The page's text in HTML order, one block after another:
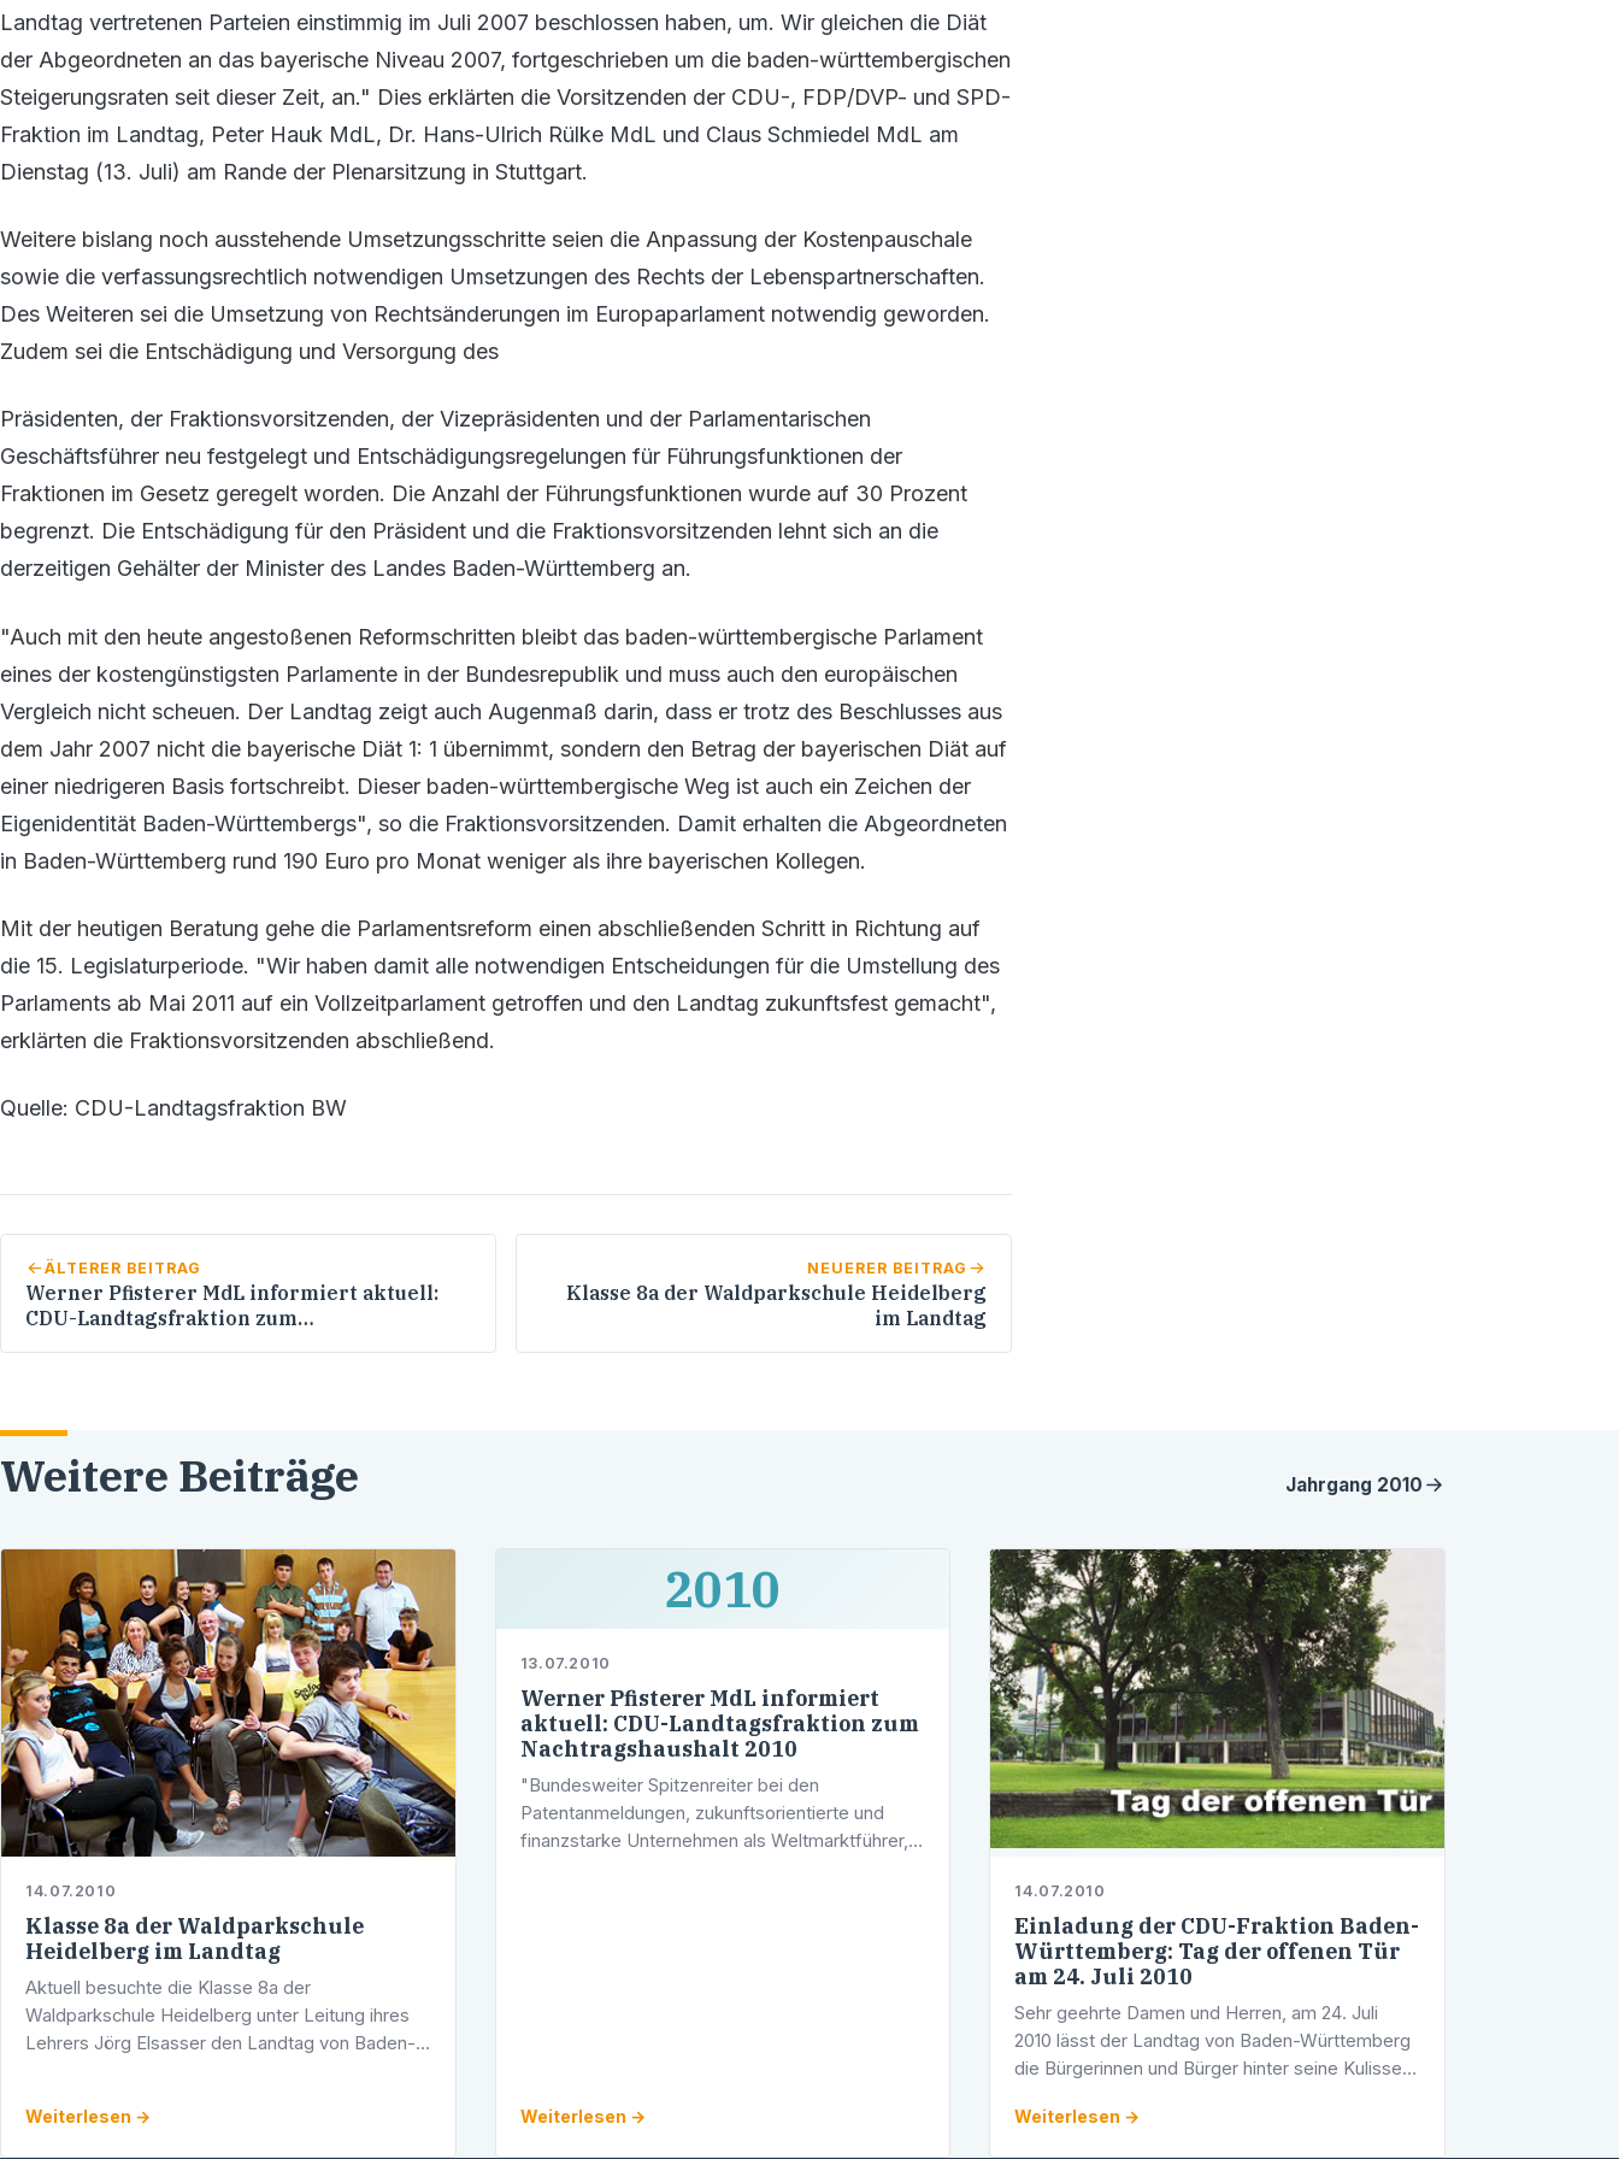
Landtag vertretenen Parteien einstimmig im Juli 2007 beschlossen haben, um. Wir gleichen die Diät
der Abgeordneten an das bayerische Niveau 2007, fortgeschrieben um die baden-württembergischen
Steigerungsraten seit dieser Zeit, an." Dies erklärten die Vorsitzenden der CDU-, FDP/DVP- und SPD-
Fraktion im Landtag, Peter Hauk MdL, Dr. Hans-Ulrich Rülke MdL und Claus Schmiedel MdL am
Dienstag (13. Juli) am Rande der Plenarsitzung in Stuttgart.
Weitere bislang noch ausstehende Umsetzungsschritte seien die Anpassung der Kostenpauschale
sowie die verfassungsrechtlich notwendigen Umsetzungen des Rechts der Lebenspartnerschaften.
Des Weiteren sei die Umsetzung von Rechtsänderungen im Europaparlament notwendig geworden.
Zudem sei die Entschädigung und Versorgung des
Präsidenten, der Fraktionsvorsitzenden, der Vizepräsidenten und der Parlamentarischen
Geschäftsführer neu festgelegt und Entschädigungsregelungen für Führungsfunktionen der
Fraktionen im Gesetz geregelt worden. Die Anzahl der Führungsfunktionen wurde auf 30 Prozent
begrenzt. Die Entschädigung für den Präsident und die Fraktionsvorsitzenden lehnt sich an die
derzeitigen Gehälter der Minister des Landes Baden-Württemberg an.
"Auch mit den heute angestoßenen Reformschritten bleibt das baden-württembergische Parlament
eines der kostengünstigsten Parlamente in der Bundesrepublik und muss auch den europäischen
Vergleich nicht scheuen. Der Landtag zeigt auch Augenmaß darin, dass er trotz des Beschlusses aus
dem Jahr 2007 nicht die bayerische Diät 1: 1 übernimmt, sondern den Betrag der bayerischen Diät auf
einer niedrigeren Basis fortschreibt. Dieser baden-württembergische Weg ist auch ein Zeichen der
Eigenidentität Baden-Württembergs", so die Fraktionsvorsitzenden. Damit erhalten die Abgeordneten
in Baden-Württemberg rund 190 Euro pro Monat weniger als ihre bayerischen Kollegen.
Mit der heutigen Beratung gehe die Parlamentsreform einen abschließenden Schritt in Richtung auf
die 15. Legislaturperiode. "Wir haben damit alle notwendigen Entscheidungen für die Umstellung des
Parlaments ab Mai 2011 auf ein Vollzeitparlament getroffen und den Landtag zukunftsfest gemacht",
erklärten die Fraktionsvorsitzenden abschließend.
Quelle: CDU-Landtagsfraktion BW
ÄLTERER BEITRAG
Werner Pfisterer MdL informiert aktuell:
CDU-Landtagsfraktion zum
NEUERER BEITRAG
Klasse 8a der Waldparkschule Heidelberg
im Landtag
Weitere Beiträge Jahrgang 2010
14.07.2010
Klasse 8a der Waldparkschule
Heidelberg im Landtag
Aktuell besuchte die Klasse 8a der
Waldparkschule Heidelberg unter Leitung ihres
Lehrers Jörg Elsasser den Landtag von Baden-
Weiterlesen →
2010
13.07.2010
Werner Pfisterer MdL informiert
aktuell: CDU-Landtagsfraktion zum
Nachtragshaushalt 2010
"Bundesweiter Spitzenreiter bei den
Patentanmeldungen, zukunftsorientierte und
finanzstarke Unternehmen als Weltmarktführer,
Weiterlesen →
14.07.2010
Einladung der CDU-Fraktion Baden-
Württemberg: Tag der offenen Tür
am 24. Juli 2010
Sehr geehrte Damen und Herren, am 24. Juli
2010 lässt der Landtag von Baden-Württemberg
die Bürgerinnen und Bürger hinter seine Kulissen
Gelegenheit, sich über unsere …
Weiterlesen →